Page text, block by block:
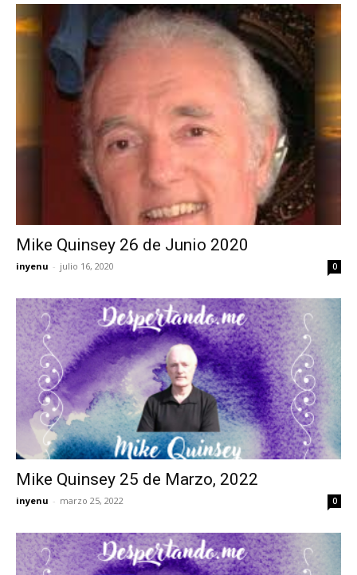
Mike Quinsey 26 de Junio 2020
inyenu - julio 16, 2020 0
Mike Quinsey 25 de Marzo, 2022
inyenu - marzo 25, 2022 0